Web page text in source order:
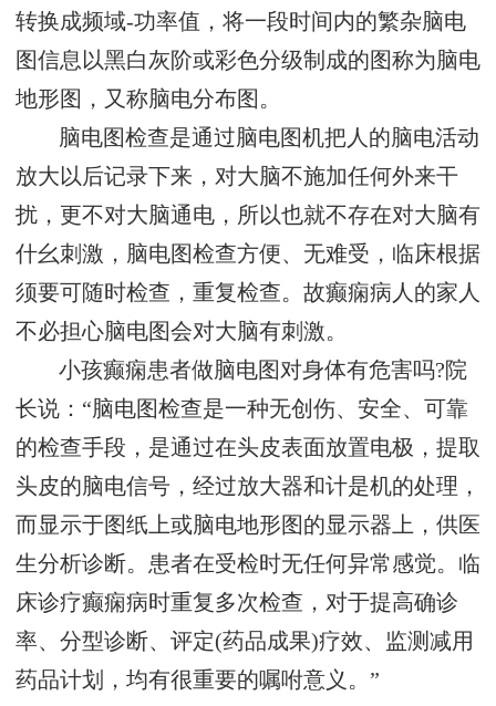
转换成频域-功率值，将一段时间内的繁杂脑电
图信息以黑白灰阶或彩色分级制成的图称为脑电
地形图，又称脑电分布图。
脑电图检查是通过脑电图机把人的脑电活动
放大以后记录下来，对大脑不施加任何外来干
扰，更不对大脑通电，所以也就不存在对大脑有
什幺刺激，脑电图检查方便、无难受，临床根据
须要可随时检查，重复检查。故癫痫病人的家人
不必担心脑电图会对大脑有刺激。
小孩癫痫患者做脑电图对身体有危害吗?院
长说：“脑电图检查是一种无创伤、安全、可靠
的检查手段，是通过在头皮表面放置电极，提取
头皮的脑电信号，经过放大器和计是机的处理，
而显示于图纸上或脑电地形图的显示器上，供医
生分析诊断。患者在受检时无任何异常感觉。临
床诊疗癫痫病时重复多次检查，对于提高确诊
率、分型诊断、评定(药品成果)疗效、监测减用
药品计划，均有很重要的嘱咐意义。”